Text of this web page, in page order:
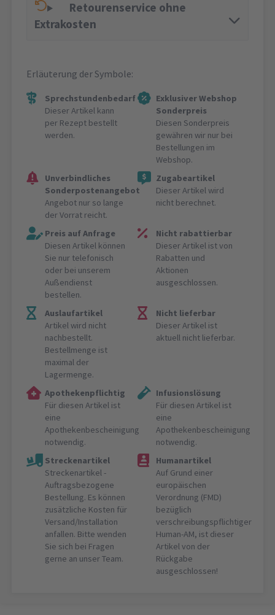
Retourenservice ohne
Extrakosten
Erläuterung der Symbole:
Sprechstundenbedarf
Dieser Artikel kann
per Rezept bestellt
werden.
Exklusiver Webshop
Sonderpreis
Diesen Sonderpreis
gewähren wir nur bei
Bestellungen im
Webshop.
Unverbindliches
Sonderpostenangebot
Angebot nur so lange
der Vorrat reicht.
Zugabeartikel
Dieser Artikel wird
nicht berechnet.
Preis auf Anfrage
Diesen Artikel können
Sie nur telefonisch
oder bei unserem
Außendienst
bestellen.
Nicht rabattierbar
Dieser Artikel ist von
Rabatten und
Aktionen
ausgeschlossen.
Auslaufartikel
Artikel wird nicht
nachbestellt.
Bestellmenge ist
maximal der
Lagermenge.
Nicht lieferbar
Dieser Artikel ist
aktuell nicht lieferbar.
Apothekenpflichtig
Für diesen Artikel ist
eine
Apothekenbescheinigung
notwendig.
Infusionslösung
Für diesen Artikel ist
eine
Apothekenbescheinigung
notwendig.
Streckenartikel
Streckenartikel -
Auftragsbezogene
Bestellung. Es können
zusätzliche Kosten für
Versand/Installation
anfallen. Bitte wenden
Sie sich bei Fragen
gerne an unser Team.
Humanartikel
Auf Grund einer
europäischen
Verordnung (FMD)
bezüglich
verschreibungspflichtiger
Human-AM, ist dieser
Artikel von der
Rückgabe
ausgeschlossen!